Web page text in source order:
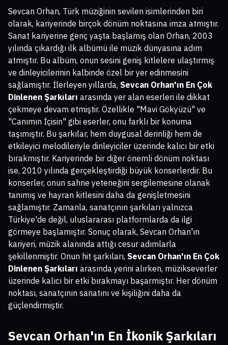
Sevcan Orhan, Türk müziğinin sevilen isimlerinden biri
olarak, kariyerinde birçok dönüm noktasına imza atmıştır.
Sanat kariyerine genç yaşta başlamış olan Orhan, 2003
yılında çıkardığı ilk albümü ile müzik dünyasına adım
atmıştır. Bu albüm, onun sesini geniş kitlelere ulaştırmış
ve dinleyicilerinin kalbinde özel bir yer edinmesini
sağlamıştır. İlerleyen yıllarda, Sevcan Orhan'ın En Çok
Dinlenen Şarkıları arasında yer alan eserleri ile dikkat
çekmeye devam etmiştir. Özellikle "Mavi Gökyüzü" ve
"Canımın İçisin" gibi eserler, onu farklı bir konuma
taşımıştır. Bu şarkılar, hem duygusal derinliği hem de
etkileyici melodileriyle dinleyiciler üzerinde kalıcı bir etki
bırakmıştır. Kariyerinde bir diğer önemli dönüm noktası
ise, 2010 yılında gerçekleştirdiği büyük konserlerdir. Bu
konserler, onun sahne yeteneğini sergilemesine olanak
tanımış ve hayran kitlesini daha da genişletmesini
sağlamıştır. Zamanla, sanatçının şarkıları yalnızca
Türkiye'de değil, uluslararası platformlarda da ilgi
görmeye başlamıştır. Sonuç olarak, Sevcan Orhan'ın
kariyeri, müzik alanında attığı cesur adımlarla
şekillenmiştir. Onun hit şarkıları, Sevcan Orhan'ın En Çok
Dinlenen Şarkıları arasında yerini alırken, müzikseverler
üzerinde kalıcı bir etki bırakmayı başarmıştır. Her dönüm
noktası, sanatçının sanatını ve kişiliğini daha da
güçlendirmiştir.
Sevcan Orhan'ın En İkonik Şarkıları